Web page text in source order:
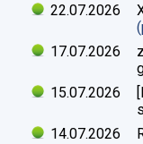
22.07.2026
17.07.2026
15.07.2026
14.07.2026